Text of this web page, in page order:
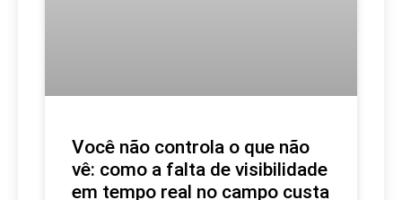
Você não controla o que não
vê: como a falta de visibilidade
em tempo real no campo custa